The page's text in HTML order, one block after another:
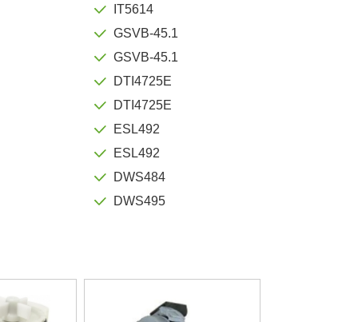
IT5614
GSVB-45.1
GSVB-45.1
DTI4725E
DTI4725E
ESL492
ESL492
DWS484
DWS495